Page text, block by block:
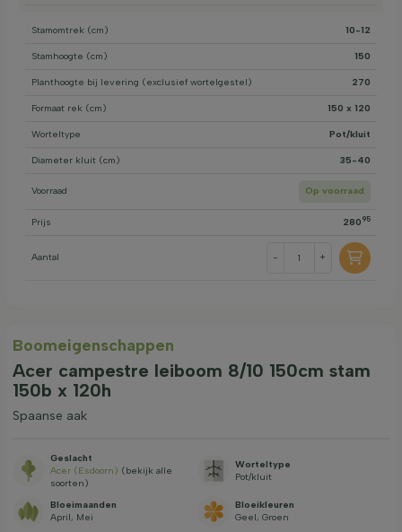
Stamomtrek (cm) 10-12
Stamhoogte (cm) 150
Planthoogte bij levering (exclusief wortelgestel) 270
Formaat rek (cm) 150 x 120
Worteltype Pot/kluit
Diameter kluit (cm) 35-40
Voorraad Op voorraad
Prijs 280 95
Aantal - +
Boom­eigen­schappen
Acer campestre leiboom 8/10 150cm stam
150b x 120h
Spaanse aak
Geslacht
Acer (Esdoorn) (bekijk alle
soorten)
Worteltype
Pot/kluit
Bloeimaanden
April, Mei
Bloeikleuren
Geel, Groen